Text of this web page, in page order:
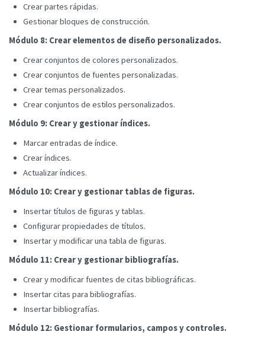
Crear partes rápidas.
Gestionar bloques de construcción.
Módulo 8: Crear elementos de diseño personalizados.
Crear conjuntos de colores personalizados.
Crear conjuntos de fuentes personalizadas.
Crear temas personalizados.
Crear conjuntos de estilos personalizados.
Módulo 9: Crear y gestionar índices.
Marcar entradas de índice.
Crear índices.
Actualizar índices.
Módulo 10: Crear y gestionar tablas de figuras.
Insertar títulos de figuras y tablas.
Configurar propiedades de títulos.
Insertar y modificar una tabla de figuras.
Módulo 11: Crear y gestionar bibliografías.
Crear y modificar fuentes de citas bibliográficas.
Insertar citas para bibliografías.
Insertar bibliografías.
Módulo 12: Gestionar formularios, campos y controles.